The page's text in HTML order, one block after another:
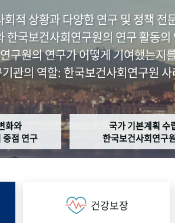
적 상황과 다양한 연구 및 정책
한국보건사회연구원의 연구 활동
구원의 연구가 어떻게 기여했는지
관의 역할: 한국보건사회연구원
화와
점 연구
국가 기본계획 수
한국보건사회연구
건강보장